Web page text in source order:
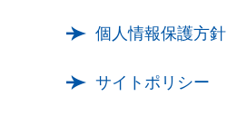
個人情報保護方針
サイトポリシー